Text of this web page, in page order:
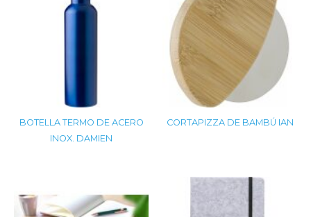
BOTELLA TERMO DE ACERO
INOX. DAMIEN
CORTAPIZZA DE BAMBÚ IAN